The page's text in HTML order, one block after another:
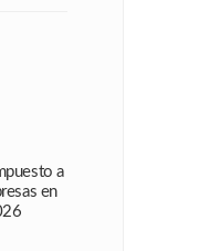
a
en